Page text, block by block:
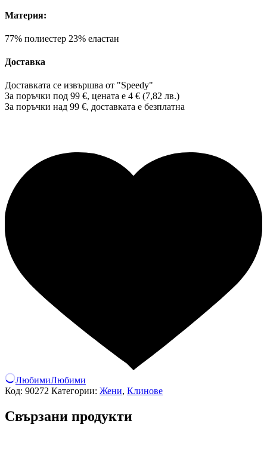
Материя:
77% полиестер 23% еластан
Доставка
Доставката се извършва от "Speedy"
За поръчки под 99 €, цената е 4 € (7,82 лв.)
За поръчки над 99 €, доставката е безплатна
ЛюбимиЛюбими
Код: 90272 Категории: Жени, Клинове
Свързани продукти